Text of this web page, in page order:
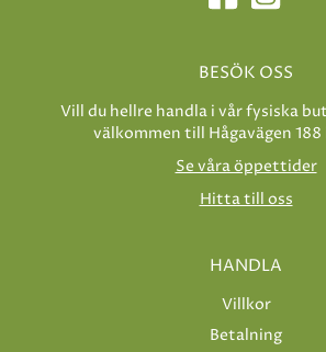
BESÖK OSS
Vill du hellre handla i vår fysiska
välkommen till Hågavägen 188
Se våra öppettider
Hitta till oss
HANDLA
Villkor
Betalning